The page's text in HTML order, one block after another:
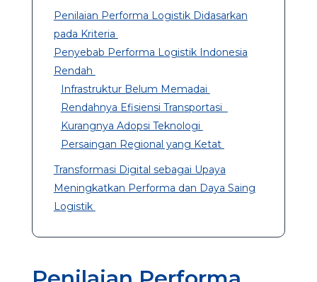
Penilaian Performa Logistik Didasarkan
pada Kriteria
Penyebab Performa Logistik Indonesia
Rendah
Infrastruktur Belum Memadai
Rendahnya Efisiensi Transportasi
Kurangnya Adopsi Teknologi
Persaingan Regional yang Ketat
Transformasi Digital sebagai Upaya
Meningkatkan Performa dan Daya Saing
Logistik